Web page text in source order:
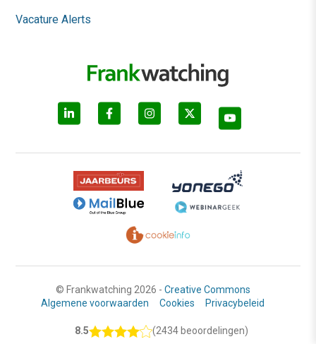
Vacature Alerts
© Frankwatching 2026 - Creative Commons
Algemene voorwaarden
Cookies Privacybeleid
8.5 (2434 beoordelingen)